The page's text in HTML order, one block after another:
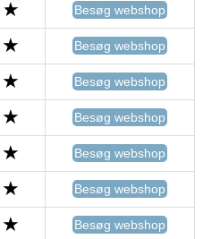
Besøg webshop
Besøg webshop
Besøg webshop
Besøg webshop
Besøg webshop
Besøg webshop
Besøg webshop